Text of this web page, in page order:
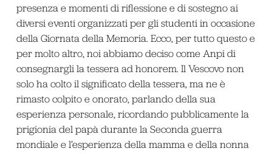
presenza e momenti di riflessione e di sostegno ai
diversi eventi organizzati per gli studenti in occasione
della Giornata della Memoria. Ecco, per tutto questo e
per molto altro, noi abbiamo deciso come Anpi di
consegnargli la tessera ad honorem. Il Vescovo non
solo ha colto il significato della tessera, ma ne è
rimasto colpito e onorato, parlando della sua
esperienza personale, ricordando pubblicamente la
prigionia del papà durante la Seconda guerra
mondiale e l’esperienza della mamma e della nonna